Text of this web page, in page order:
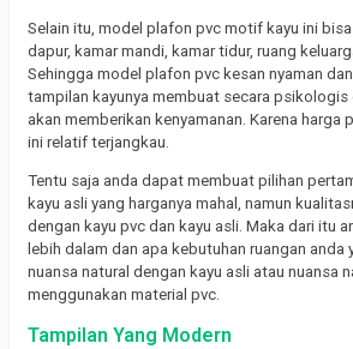
Selain itu, model plafon pvc motif kayu ini
dapur, kamar mandi, kamar tidur, ruang
Sehingga model plafon pvc kesan nyaman
tampilan kayunya membuat secara psikologis
akan memberikan kenyamanan. Karena harga
ini relatif terjangkau.
Tentu saja anda dapat membuat pilihan
kayu asli yang harganya mahal, namun
dengan kayu pvc dan kayu asli. Maka dari itu
lebih dalam dan apa kebutuhan ruangan anda
nuansa natural dengan kayu asli atau nuansa
menggunakan material pvc.
Tampilan Yang Modern